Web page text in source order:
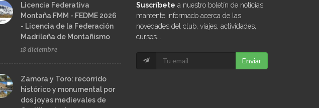
Licencia Federativa
Montaña FMM - FEDME 2026
- Licencia de la Federación
Madrileña de Montañismo
18 diciembre
Zamora y Toro: recorrido
histórico y monumental por
dos joyas medievales de
Suscríbete a nuestro boletín de noticias,
mantente informado acerca de las
novedades del club, viajes, actividades,
cursos...
Enviar